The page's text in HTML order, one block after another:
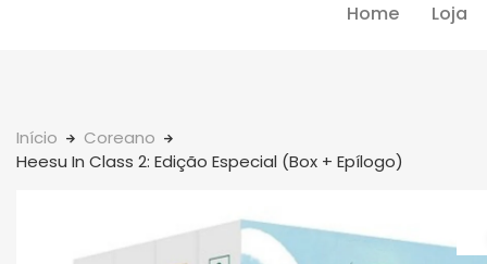
Home Loja
Início
Coreano
Heesu In Class 2: Edição Especial (Box + Epílogo)